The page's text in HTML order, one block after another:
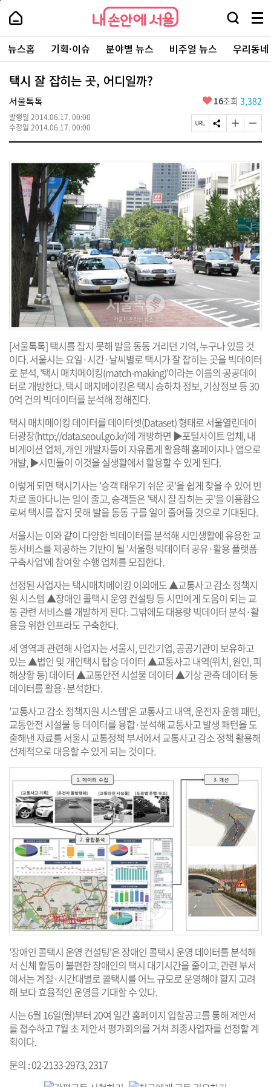
본
로
가
내
손
안
에
서
울
-
서
울
시
대
표
소
포
내
손
에
울
검
창
열
기
메
뉴
전
체
보
주
요
서
뉴스홈 기획·이슈 분야별 뉴스 비주얼 뉴스 우리동
택시 잘 잡히는 곳, 어디일까?
서울톡톡
발행일 2014.06.17. 00:00
수정일 2014.06.17. 00:00
좋
요
16조회 3,382
페
이
U
L
복
사
S
N
공
하
기
글
자
기
크
게
변
경
하
기
글
자
기
작
게
변
경
하
기
[서울톡톡] 택시를 잡지 못해 발을 동동 거리던 기억, 누구나 있을 것
이다. 서울시는 요일·시간·날씨별로 택시가 잘 잡히는 곳을 빅데이터
로 분석, '택시 매치메이킹(match-making)'이라는 이름의 공공데이
터로 개방한다. 택시 매치메이킹은 택시 승하차 정보, 기상정보 등 30
0억 건의 빅데이터를 분석해 정해진다.
택시 매치메이킹 데이터를 데이터셋(Dataset) 형태로 서울열린데이
터광장(http://data.seoul.go.kr)에 개방하면 ▶포털사이트 업체, 내
비게이션 업체, 개인 개발자들이 자유롭게 활용해 홈페이지나 앱으로
개발, ▶시민들이 이것을 실생활에서 활용할 수 있게 된다.
이렇게 되면 택시기사는 '승객 태우기 쉬운 곳'을 쉽게 찾을 수 있어 빈
차로 돌아다니는 일이 줄고, 승객들은 '택시 잘 잡히는 곳'을 이용함으
로써 택시를 잡지 못해 발을 동동 구를 일이 줄어들 것으로 기대된다.
서울시는 이와 같이 다양한 빅데이터를 분석해 시민생활에 유용한 교
통서비스를 제공하는 기반이 될 '서울형 빅데이터 공유·활용 플랫폼
구축사업'에 참여할 수행 업체를 모집한다.
선정된 사업자는 택시매치메이킹 이외에도 ▲교통사고 감소 정책지
원 시스템 ▲장애인 콜택시 운영 컨설팅 등 시민에게 도움이 되는 교
통 관련 서비스를 개발하게 된다. 그밖에도 대용량 빅데이터 분석·활
용을 위한 인프라도 구축한다.
세 영역과 관련해 사업자는 서울시, 민간기업, 공공기관이 보유하고
있는 ▲법인 및 개인택시 탑승 데이터 ▲교통사고 내역(위치, 원인, 피
해상황 등) 데이터 ▲교통안전 시설물 데이터 ▲기상 관측 데이터 등
데이터를 활용·분석한다.
'교통사고 감소 정책지원 시스템'은 교통사고 내역, 운전자 운행 패턴,
교통안전 시설물 등 데이터를 융합·분석해 교통사고 발생 패턴을 도
출해낸 자료를 서울시 교통정책 부서에서 교통사고 감소 정책 활용해
선제적으로 대응할 수 있게 되는 것이다.
'장애인 콜택시 운영 컨설팅'은 장애인 콜택시 운영 데이터를 분석해
서 신체 활동이 불편한 장애인의 택시 대기시간을 줄이고, 관련 부서
에서는 계절·시간대별로 콜택시를 어느 규모로 운영해야 할지 고려
해 보다 효율적인 운영을 기대할 수 있다.
시는 6월 16일(월)부터 20여 일간 홈페이지 입찰공고를 통해 제안서
를 접수하고 7월 초 제안서 평가회의를 거쳐 최종사업자를 선정할 계
획이다.
문의 : 02-2133-2973, 2317
페
상
단
로